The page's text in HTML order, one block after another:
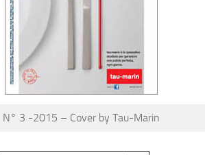
N° 3 -2015 – Cover by Tau-Marin